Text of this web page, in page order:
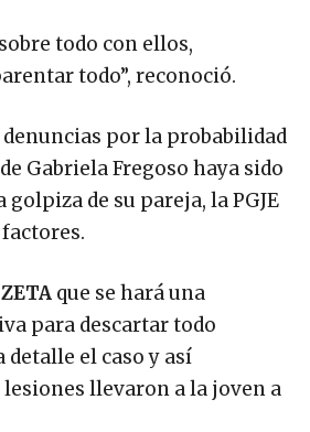
todo con ellos,
todo”, reconoció.
por la probabilidad
Gabriela Fregoso haya sido
golpiza de su pareja, la PGJE
ZETA que se hará una
para descartar todo
detalle el caso y así
llevaron a la joven a